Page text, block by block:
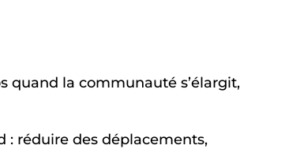
quand la communauté s’élargit,
: réduire des déplacements,